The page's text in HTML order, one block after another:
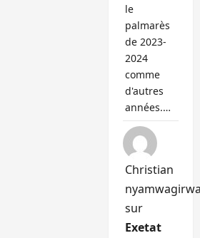
le
palmarès
de 2023-
2024
comme
d'autres
années.…
Christian
sur
Exetat